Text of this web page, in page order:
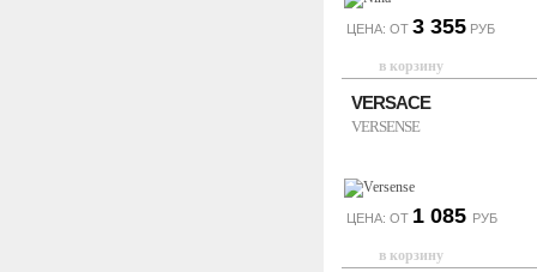
ЦЕНА: ОТ 3 355 РУБ
VERSACE
VERSENSE
ЦЕНА: ОТ 1 085 РУБ